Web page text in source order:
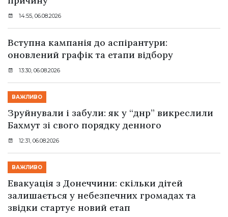
14:55, 06.08.2026
Вступна кампанія до аспірантури:
оновлений графік та етапи відбору
13:30, 06.08.2026
ВАЖЛИВО
Зруйнували і забули: як у “днр” викреслили
Бахмут зі свого порядку денного
12:31, 06.08.2026
ВАЖЛИВО
Евакуація з Донеччини: скільки дітей
залишається у небезпечних громадах та
звідки стартує новий етап